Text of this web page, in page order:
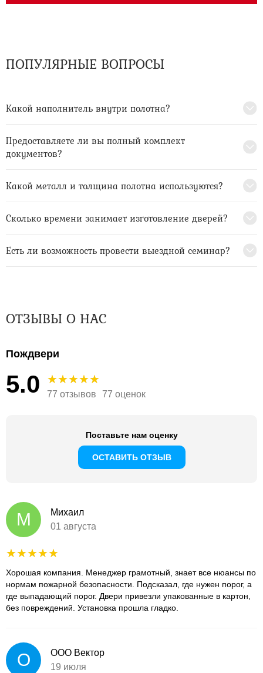
ПОПУЛЯРНЫЕ ВОПРОСЫ
Какой наполнитель внутри полотна?
Предоставляете ли вы полный комплект
документов?
Какой металл и толщина полотна используются?
Сколько времени занимает изготовление дверей?
Есть ли возможность провести выездной семинар?
ОТЗЫВЫ О НАС
Пождвери
5.0 77 отзывов 77 оценок
Поставьте нам оценку
ОСТАВИТЬ ОТЗЫВ
М
Михаил
01 августа
Хорошая компания. Менеджер грамотный, знает все нюансы по
нормам пожарной безопасности. Подсказал, где нужен порог, а
где выпадающий порог. Двери привезли упакованные в картон,
без повреждений. Установка прошла гладко.
О
ООО Вектор
19 июля